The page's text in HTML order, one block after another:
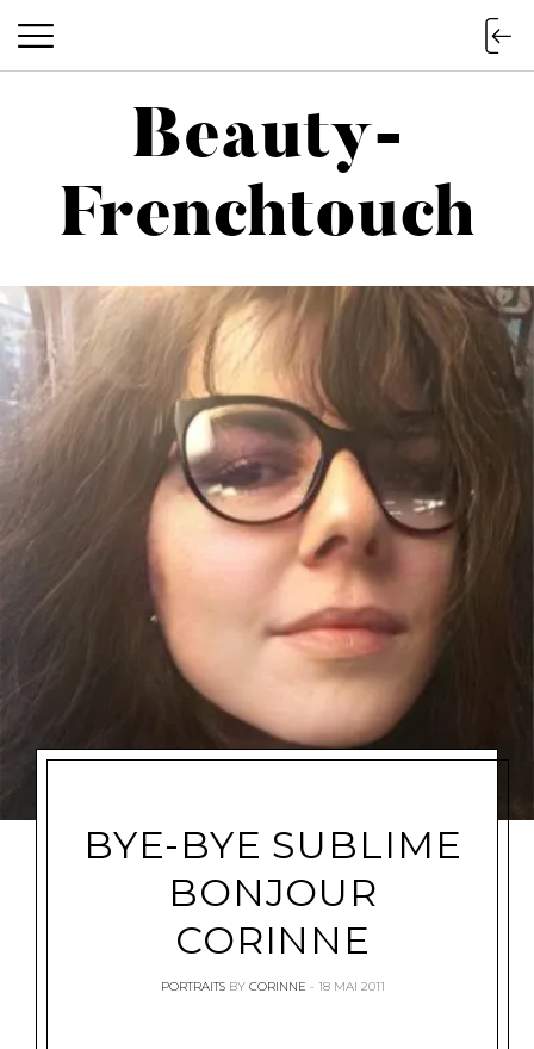
Beauty-Frenchtouch
Beauty-
Frenchtouch
BYE-BYE SUBLIME
BONJOUR
CORINNE
PORTRAITS BY CORINNE 18 MAI 2011